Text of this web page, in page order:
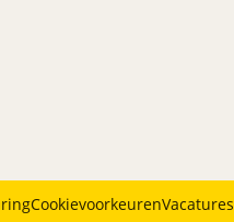
CookievoorkeurenVacatures